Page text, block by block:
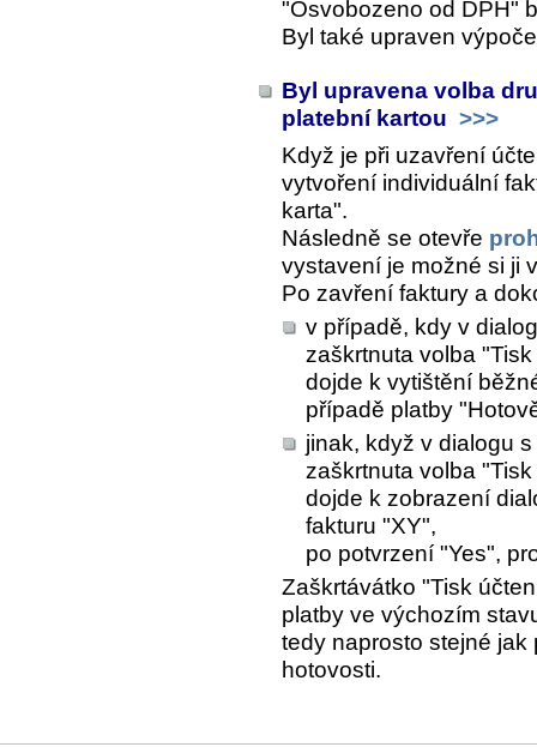
"Osvobozeno od DPH"
Byl také upraven
Byl upravena volba
platební kartou >>>
Když je při uzavření
vytvoření individuální
karta".
Následně se otevře
vystavení je možné si ji
Po zavření faktury a
v případě, kdy v
zaškrtnuta volba
dojde k vytištění
případě platby
jinak, když v dialogu
zaškrtnuta volba
dojde k zobrazení
fakturu "XY",
po potvrzení "Yes",
Zaškrtávátko "Tisk
platby ve výchozím
tedy naprosto stejné jak
hotovosti.